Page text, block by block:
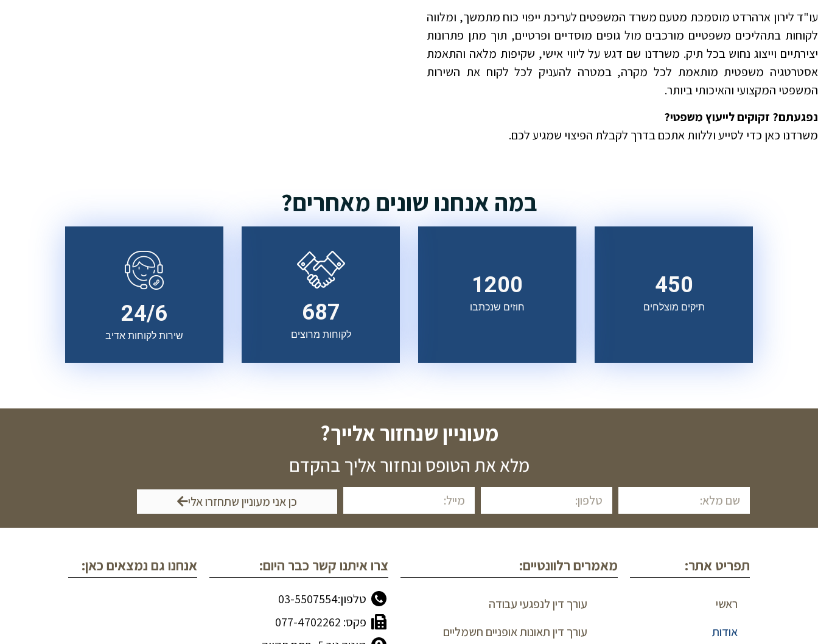
עו"ד לירון ארהרדט מוסמכת מטעם משרד המשפטים לעריכת ייפוי כוח מתמשך, ומלווה
לקוחות בתהליכים משפטיים מורכבים מול גופים מוסדיים ופרטיים, תוך מתן פתרונות
יצירתיים וייצוג נחוש בכל תיק. משרדנו שם דגש על ליווי אישי, שקיפות מלאה והתאמת
אסטרטגיה משפטית מותאמת לכל מקרה, במטרה להעניק לכל לקוח את השירות
המשפטי המקצועי והאיכותי ביותר.
נפגעתם? זקוקים לייעוץ משפטי?
משרדנו כאן כדי לסייע וללוות אתכם בדרך לקבלת הפיצוי שמגיע לכם.
במה אנחנו שונים מאחרים?
450
תיקים מוצלחים
1200
חוזים שנכתבו 687
לקוחות מרוצים
24/6
שירות לקוחות אדיב
מעוניין שנחזור אלייך?
מלא את הטופס ונחזור אליך בהקדם
כן אני מעוניין שתחזרו אלי
תפריט אתר:
ראשי
אודות
מאמרים רלוונטיים:
עורך דין לנפגעי עבודה
עורך דין תאונות אופניים חשמליים
צרו איתנו קשר כבר היום:
טלפון:03-5507554
פקס: 077-4702262
אנחנו גם נמצאים כאן: